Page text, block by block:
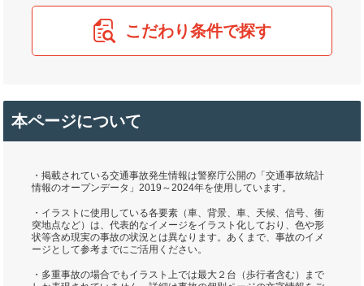
こだわり条件で探す
本ページについて
・掲載されている交通事故発生情報は警察庁公開の「交通事故統計
情報のオープンデータ」2019～2024年を使用しています。
・イラストに使用している各要素（車、背景、車、天候、信号、衝
突地点など）は、代表的なイメージをイラスト化しており、色や形
状等含め現実の事故の状況とは異なります。あくまで、事故のイメ
ージとして参考までにご活用ください。
・多重事故の場合でもイラスト上では最大２台（歩行者含む）まで